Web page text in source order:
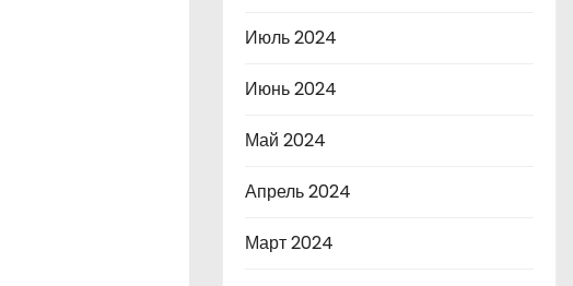
Июль 2024
Июнь 2024
Май 2024
Апрель 2024
Март 2024